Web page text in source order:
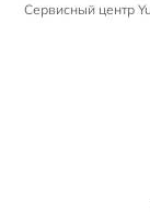
Сервисный центр